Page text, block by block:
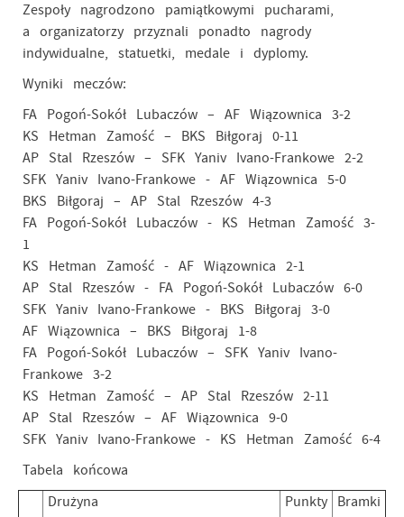
Zespoły nagrodzono pamiątkowymi pucharami,
a organizatorzy przyznali ponadto nagrody
indywidualne, statuetki, medale i dyplomy.
Wyniki meczów:
FA Pogoń-Sokół Lubaczów – AF Wiązownica 3-2
KS Hetman Zamość – BKS Biłgoraj 0-11
AP Stal Rzeszów – SFK Yaniv Ivano-Frankowe 2-2
SFK Yaniv Ivano-Frankowe - AF Wiązownica 5-0
BKS Biłgoraj – AP Stal Rzeszów 4-3
FA Pogoń-Sokół Lubaczów - KS Hetman Zamość 3-
1
KS Hetman Zamość - AF Wiązownica 2-1
AP Stal Rzeszów - FA Pogoń-Sokół Lubaczów 6-0
SFK Yaniv Ivano-Frankowe - BKS Biłgoraj 3-0
AF Wiązownica – BKS Biłgoraj 1-8
FA Pogoń-Sokół Lubaczów – SFK Yaniv Ivano-
Frankowe 3-2
KS Hetman Zamość – AP Stal Rzeszów 2-11
AP Stal Rzeszów – AF Wiązownica 9-0
SFK Yaniv Ivano-Frankowe - KS Hetman Zamość 6-4
Tabela końcowa
Drużyna
Punkty Bramki